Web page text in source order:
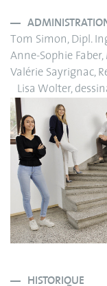
Tom Simon, Dipl.
Anne-Sophie
Valérie Sayrignac,
Lisa Wolter,
HISTORIQUE